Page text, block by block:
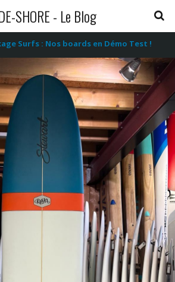
SHORE - Le Blog
Surfs : Nos boards en Démo Test !